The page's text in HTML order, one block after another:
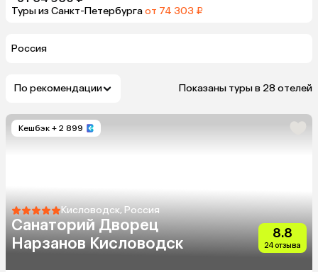
Туры из Санкт-Петербургаот 74 303 ₽
Россия
По рекомендации Показаны туры в 28 отелей
Кешбэк + 2 899
Кисловодск, Россия
Санаторий Дворец
Нарзанов Кисловодск
8.8
24 отзыва